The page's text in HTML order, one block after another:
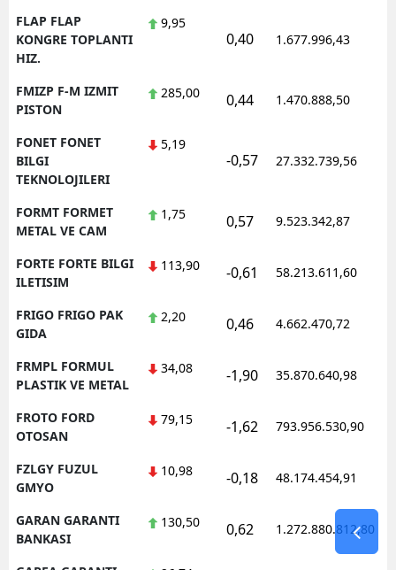
FLAP FLAP
KONGRE TOPLANTI
HIZ.
9,95
0,40 1.677.996,43
FMIZP F-M IZMIT
PISTON
285,00 0,44 1.470.888,50
FONET FONET
BILGI
TEKNOLOJILERI
5,19
-0,57 27.332.739,56
FORMT FORMET
METAL VE CAM
1,75 0,57 9.523.342,87
FORTE FORTE BILGI
ILETISIM
113,90 -0,61 58.213.611,60
FRIGO FRIGO PAK
GIDA
2,20 0,46 4.662.470,72
FRMPL FORMUL
PLASTIK VE METAL
34,08 -1,90 35.870.640,98
FROTO FORD
OTOSAN
79,15 -1,62 793.956.530,90
FZLGY FUZUL
GMYO
10,98 -0,18 48.174.454,91
GARAN GARANTI
BANKASI
130,50 0,62 1.272.880.812,80